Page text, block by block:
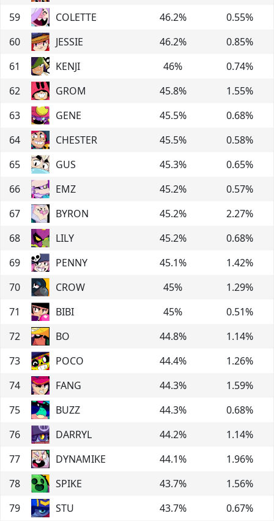
59
COLETTE 46.2% 0.55%
60
JESSIE 46.2% 0.85%
61
KENJI 46% 0.74%
62
GROM 45.8% 1.55%
63
GENE 45.5% 0.68%
64
CHESTER 45.5% 0.58%
65
GUS 45.3% 0.65%
66
EMZ 45.2% 0.57%
67
BYRON 45.2% 2.27%
68
LILY 45.2% 0.68%
69
PENNY 45.1% 1.42%
70
CROW 45% 1.29%
71
BIBI 45% 0.51%
72
BO 44.8% 1.14%
73
POCO 44.4% 1.26%
74
FANG 44.3% 1.59%
75
BUZZ 44.3% 0.68%
76
DARRYL 44.2% 1.14%
77
DYNAMIKE 44.1% 1.96%
78
SPIKE 43.7% 1.56%
79
STU 43.7% 0.67%